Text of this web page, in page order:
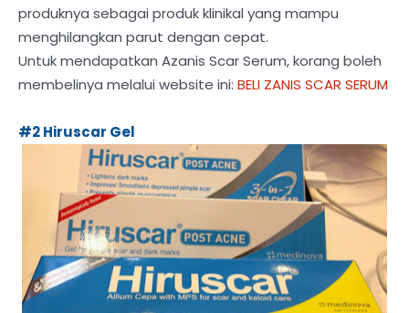
produknya sebagai produk klinikal yang mampu
menghilangkan parut dengan cepat.
Untuk mendapatkan Azanis Scar Serum, korang boleh
membelinya melalui website ini: BELI ZANIS SCAR SERUM
#2 Hiruscar Gel